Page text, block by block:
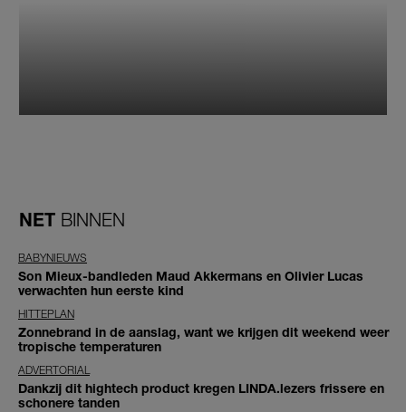
NET BINNEN
BABYNIEUWS
Son Mieux-bandleden Maud Akkermans en Olivier Lucas
verwachten hun eerste kind
HITTEPLAN
Zonnebrand in de aanslag, want we krijgen dit weekend weer
tropische temperaturen
ADVERTORIAL
Dankzij dit hightech product kregen LINDA.lezers frissere en
schonere tanden